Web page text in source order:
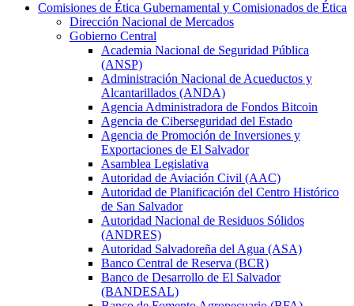
Comisiones de Ética Gubernamental y Comisionados de Ética
Dirección Nacional de Mercados
Gobierno Central
Academia Nacional de Seguridad Pública
(ANSP)
Administración Nacional de Acueductos y
Alcantarillados (ANDA)
Agencia Administradora de Fondos Bitcoin
Agencia de Ciberseguridad del Estado
Agencia de Promoción de Inversiones y
Exportaciones de El Salvador
Asamblea Legislativa
Autoridad de Aviación Civil (AAC)
Autoridad de Planificación del Centro Histórico
de San Salvador
Autoridad Nacional de Residuos Sólidos
(ANDRES)
Autoridad Salvadoreña del Agua (ASA)
Banco Central de Reserva (BCR)
Banco de Desarrollo de El Salvador
(BANDESAL)